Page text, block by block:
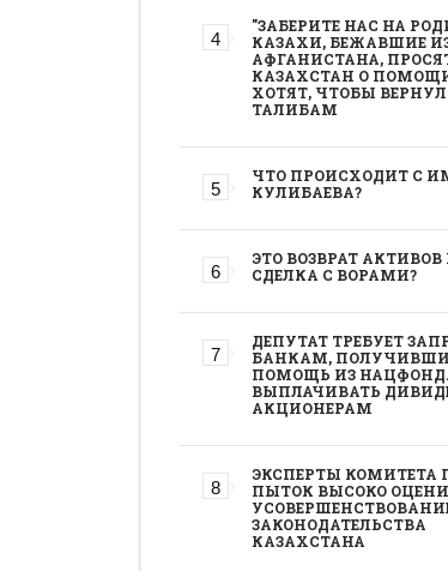
"ЗАБЕРИТЕ НАС НА
КАЗАХИ, БЕЖАВШИЕ
АФГАНИСТАНА,
КАЗАХСТАН О
ХОТЯТ, ЧТОБЫ
ТАЛИБАМ
ЧТО ПРОИСХОДИТ С
КУЛИБАЕВА?
ЭТО ВОЗВРАТ
СДЕЛКА С ВОРАМИ?
ДЕПУТАТ ТРЕБУЕТ
БАНКАМ,
ПОМОЩЬ ИЗ
ВЫПЛАЧИВАТЬ
АКЦИОНЕРАМ
ЭКСПЕРТЫ КОМИТЕТА
ПЫТОК ВЫСОКО
ЗАКОНОДАТЕЛЬСТВА
КАЗАХСТАНА